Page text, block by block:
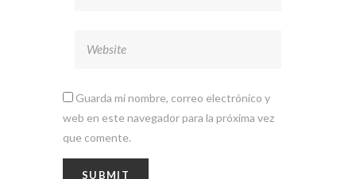
Guarda mi nombre, correo electrónico y
web en este navegador para la próxima vez
que comente.